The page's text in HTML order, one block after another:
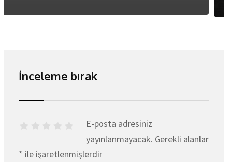
İnceleme bırak
E-posta adresiniz
yayınlanmayacak. Gerekli alanlar
* ile işaretlenmişlerdir